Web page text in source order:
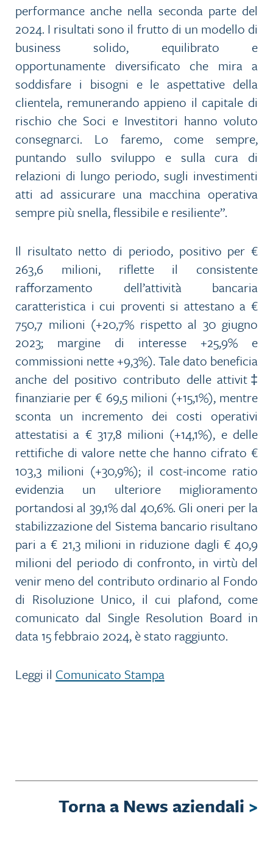
performance anche nella seconda parte del
2024. I risultati sono il frutto di un modello di
business solido, equilibrato e
opportunamente diversificato che mira a
soddisfare i bisogni e le aspettative della
clientela, remunerando appieno il capitale di
rischio che Soci e Investitori hanno voluto
consegnarci. Lo faremo, come sempre,
puntando sullo sviluppo e sulla cura di
relazioni di lungo periodo, sugli investimenti
atti ad assicurare una macchina operativa
sempre più snella, flessibile e resiliente”.
Il risultato netto di periodo, positivo per €
263,6 milioni, riflette il consistente
rafforzamento dell’attività bancaria
caratteristica i cui proventi si attestano a €
750,7 milioni (+20,7% rispetto al 30 giugno
2023; margine di interesse +25,9% e
commissioni nette +9,3%). Tale dato beneficia
anche del positivo contributo delle attivit‡
finanziarie per € 69,5 milioni (+15,1%), mentre
sconta un incremento dei costi operativi
attestatisi a € 317,8 milioni (+14,1%), e delle
rettifiche di valore nette che hanno cifrato €
103,3 milioni (+30,9%); il cost-income ratio
evidenzia un ulteriore miglioramento
portandosi al 39,1% dal 40,6%. Gli oneri per la
stabilizzazione del Sistema bancario risultano
pari a € 21,3 milioni in riduzione dagli € 40,9
milioni del periodo di confronto, in virtù del
venir meno del contributo ordinario al Fondo
di Risoluzione Unico, il cui plafond, come
comunicato dal Single Resolution Board in
data 15 febbraio 2024, è stato raggiunto.
Leggi il Comunicato Stampa
Torna a News aziendali >